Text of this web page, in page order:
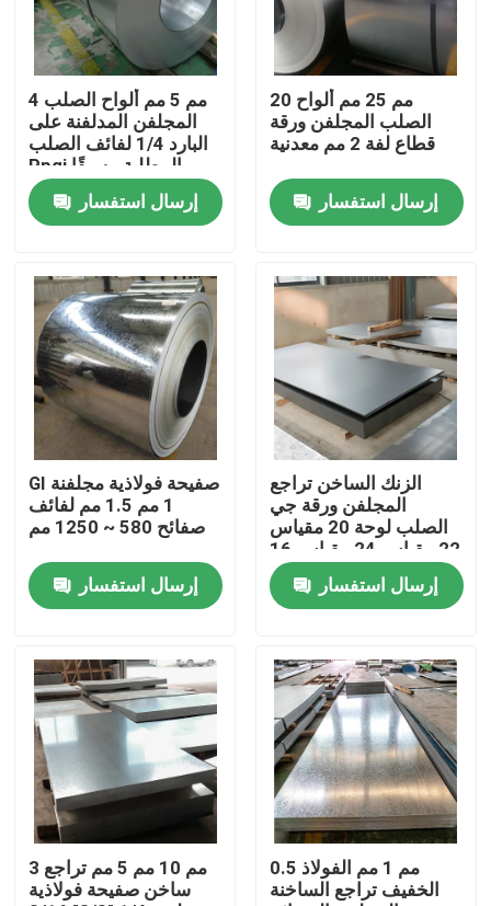
حول بنا
إتصال
المنتجات
أنبوب دائري من الفولاذ المقاوم للصدأ
لفائف الفولاذ المقاوم للصدأ
أنبوب مربع SS
أنابيب الفولاذ المقاوم للصدأ غير الملحومة
قطاع الفولاذ المقاوم للصدأ
4 مم 5 مم ألواح الصلب
المجلفن المدلفنة على
البارد 1/4 لفائف الصلب
Ppgi المطلية مسبقًا
إرسال استفسار
20 مم 25 مم ألواح
الصلب المجلفن ورقة
قطاع لفة 2 مم معدنية
إرسال استفسار
GI صفيحة فولاذية مجلفنة
1 مم 1.5 مم لفائف
صفائح 580 ~ 1250 مم
إرسال استفسار
الزنك الساخن تراجع
المجلفن ورقة جي
الصلب لوحة 20 مقياس
22 مقياس 24 مقياس 16
مقياس
إرسال استفسار
3 مم 10 مم 5 مم تراجع
ساخن صفيحة فولاذية
0.5 مم 1 مم الفولاذ
الخفيف تراجع الساخنة